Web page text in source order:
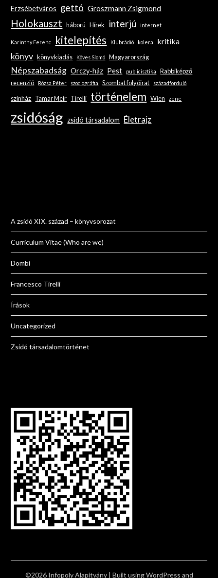
Erzsébetváros gettó Groszmann Zsigmond
Holokauszt háború Hírek interjú internet
Karinthy Ferenc kitelepítés Klubrádió kolera kritika
könyv könyvkiadás Köves Slomó Magyarország
Népszabadság Orczy-ház Pest publicisztika
Rabbiképző
recenzió
Rózsa Péter szociográfia Szombat folyóirat századforduló
színház Tamar Meir Tirelli történelem Wien zene
zsidóság zsidó társadalom Életrajz
A zsidó XIX. század – könyvsorozat
Curriculum Vitae (Who are we)
Dombi
Francesco Tirelli
Írások
Uncategorized
Zsidó társadalomtörténet
©2026 Infopoly Alapítvány | Built using WordPress and